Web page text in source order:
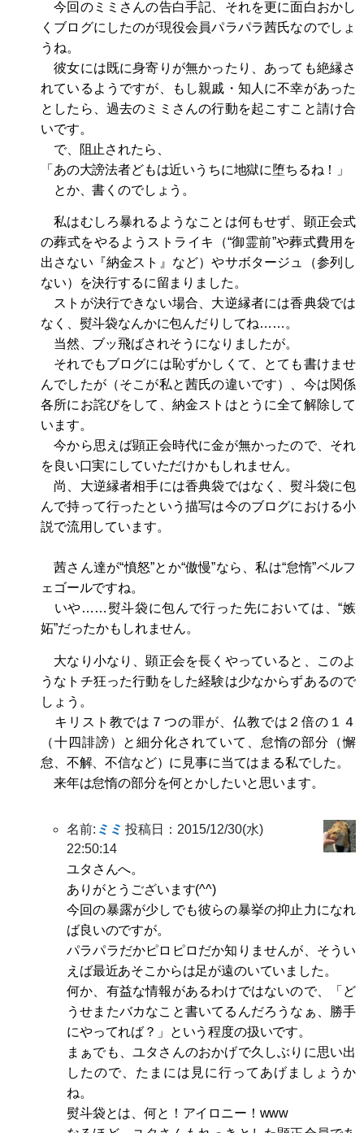
今回のミミさんの告白手記、それを更に面白おかし
くブログにしたのが現役会員パラパラ茜氏なのでしょ
うね。
彼女には既に身寄りが無かったり、あっても絶縁さ
れているようですが、もし親戚・知人に不幸があった
としたら、過去のミミさんの行動を起こすこと請け合
いです。
で、阻止されたら、
「あの大謗法者どもは近いうちに地獄に堕ちるね！」
とか、書くのでしょう。
私はむしろ暴れるようなことは何もせず、顕正会式
の葬式をやるようストライキ（“御霊前”や葬式費用を
出さない『納金スト』など）やサボタージュ（参列し
ない）を決行するに留まりました。
ストが決行できない場合、大逆縁者には香典袋では
なく、熨斗袋なんかに包んだりしてね……。
当然、ブッ飛ばされそうになりましたが。
それでもブログには恥ずかしくて、とても書けませ
んでしたが（そこが私と茜氏の違いです）、今は関係
各所にお詫びをして、納金ストはとうに全て解除して
います。
今から思えば顕正会時代に金が無かったので、それ
を良い口実にしていただけかもしれません。
尚、大逆縁者相手には香典袋ではなく、熨斗袋に包
んで持って行ったという描写は今のブログにおける小
説で流用しています。
茜さん達が“憤怒”とか“傲慢”なら、私は“怠惰”ベルフ
ェゴールですね。
いや……熨斗袋に包んで行った先においては、“嫉
妬”だったかもしれません。
大なり小なり、顕正会を長くやっていると、このよ
うなトチ狂った行動をした経験は少なからずあるので
しょう。
キリスト教では７つの罪が、仏教では２倍の１４
（十四誹謗）と細分化されていて、怠惰の部分（懈
怠、不解、不信など）に見事に当てはまる私でした。
来年は怠惰の部分を何とかしたいと思います。
名前: ミミ 投稿日：2015/12/30(水)
22:50:14
ユタさんへ。
ありがとうございます(^^)
今回の暴露が少しでも彼らの暴挙の抑止力になれ
ば良いのですが。
パラパラだかピロピロだか知りませんが、そうい
えば最近あそこからは足が遠のいていました。
何か、有益な情報があるわけではないので、「ど
うせまたバカなこと書いてるんだろうなぁ、勝手
にやってれば？」という程度の扱いです。
まぁでも、ユタさんのおかげで久しぶりに思い出
したので、たまには見に行ってあげましょうか
ね。
熨斗袋とは、何と！アイロニー！www